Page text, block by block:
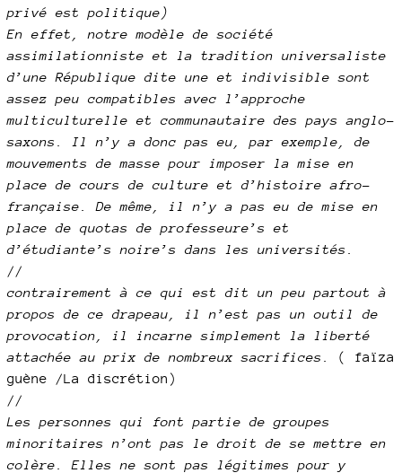
privé est politique)
En effet, notre modèle de société
assimilationniste et la tradition universaliste
d’une République dite une et indivisible sont
assez peu compatibles avec l’approche
multiculturelle et communautaire des pays anglo-
saxons. Il n’y a donc pas eu, par exemple, de
mouvements de masse pour imposer la mise en
place de cours de culture et d’histoire afro-
française. De même, il n’y a pas eu de mise en
place de quotas de professeure’s et
d’étudiante’s noire’s dans les universités.
//
contrairement à ce qui est dit un peu partout à
propos de ce drapeau, il n’est pas un outil de
provocation, il incarne simplement la liberté
attachée au prix de nombreux sacrifices. ( faïza
guène /La discrétion)
//
Les personnes qui font partie de groupes
minoritaires n’ont pas le droit de se mettre en
colère. Elles ne sont pas légitimes pour y